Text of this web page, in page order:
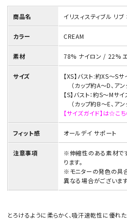
商品名 イリスィスティブル リ
カラー CREAM
素材 78% ナイロン / 22%
サイズ
【XS】バスト:約XS～Sサ
（カップ約A～D、ア
【S】バスト：約S～Mサイ
（カップ約B～E、ア
【サイズガイド】は☆こ
フィット感 オールデイ サポート
注意事項
※伸縮性のある素材で
ります。
※モニターの発色の具
異なる場合がございます
とろけるように柔らかく、吸汗速乾性に優れ